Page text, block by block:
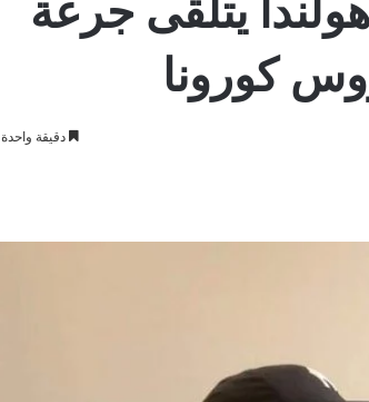
يتلقى جرعة
كورونا
دقيقة واحدة